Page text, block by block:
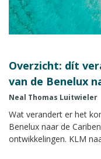
Overzicht: dít
van de Benelux
Neal Thomas Luitwieler
Wat verandert er het
Benelux naar de
ontwikkelingen. KLM